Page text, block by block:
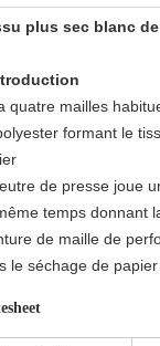
plus sec blanc
quatre mailles
formant le
de presse joue
temps donnant
de maille de
le séchage de